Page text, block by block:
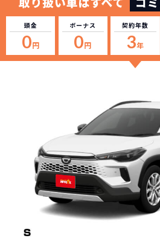
頭金
0円
ボーナス
0円
契約年数
3年